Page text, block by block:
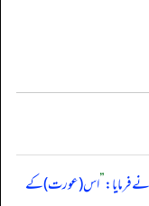
فرمایا:”اس (عورت) کے